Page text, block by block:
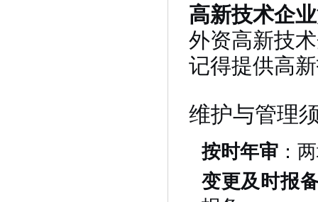
高新技术企
外资高新技
记得提供高
维护与管理
按时年审 ：
变更及时报